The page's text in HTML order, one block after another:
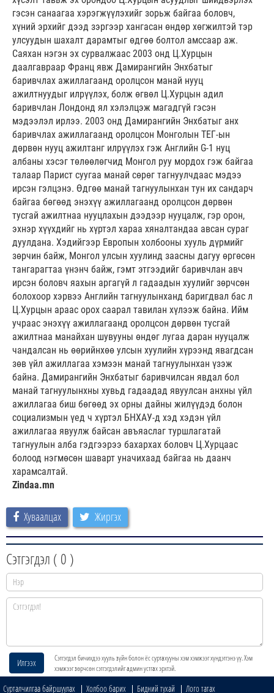
гэсэн санаагаа хэрэгжүүлэхийг зорьж байгаа боловч,
хүний эрхийг дээд зэргээр хангасан өндөр хөгжилтэй тэр
улсуудын шахалт дарамтыг өдгөө болтол амссаар аж.
Саяхан нэгэн эх сурвалжаас 2003 онд Ц.Хурцын
даалгавраар Франц явж Дамирангийн Энхбатыг
баривчлах ажиллагаанд оролцсон манай нууц
ажилтнуудыг илрүүлэх, болж өгвөл Ц.Хурцын адил
баривчлан Лондонд ял хэлэлцэж магадгүй гэсэн
мэдээлэл ирлээ. 2003 онд Дамирангийн Энхбатыг анх
баривчлах ажиллагаанд оролцсон Монголын ТЕГ-ын
дөрвөн нууц ажилтанг илрүүлэх гэж Английн G-1 нуц
албаны хэсэг төлөөлөгчид Монгол руу мордох гэж байгаа
талаар Парист суугаа манай сөрөг тагнуулчдаас мэдээ
ирсэн гэлцэнэ. Өдгөө манай тагнуулынхан тун их сандарч
байгаа бөгөөд энэхүү ажиллагаанд оролцсон дөрвөн
тусгай ажилтнаа нууцлахын дээдээр нууцалж, гэр орон,
эхнэр хүүхдийг нь хүртэл хараа хяналтандаа авсан сураг
дуулдана. Хэдийгээр Европын холбооны хууль дүрмийг
зөрчин байж, Монгол улсын хуулинд заасны дагуу өргөсөн
тангарагтаа үнэнч байж, гэмт этгээдийг баривчлан авч
ирсэн боловч яахын аргагүй л гадаадын хуулийг зөрчсөн
болохоор хэрвээ Английн тагнуулынханд баригдвал бас л
Ц.Хурцын араас орох саарал тавилан хүлээж байна. Ийм
учраас энэхүү ажиллагаанд оролцсон дөрвөн тусгай
ажилтнаа манайхан шувууны өндөг лугаа даран нууцалж
чандалсан нь өөрийнхөө улсын хуулийн хүрээнд явагдсан
зөв үйл ажиллагаа хэмээн манай тагнуулынхан үзэж
байна. Дамирангийн Энхбатыг баривчилсан явдал бол
манай тагнуулынхны хувьд гадаадад явуулсан анхны үйл
ажиллагаа биш бөгөөд эх орны дайны жилүүдэд болон
социализмын үед ч хүртэл БНХАУ-д хэд хэдэн үйл
ажиллагаа явуулж байсан авъяаслаг туршлагатай
тагнуулын алба гэдгээрээ бахархах боловч Ц.Хурцаас
болоод нэгмөсөн шаварт уначихаад байгаа нь даанч
харамсалтай.
Zindaa.mn
Хуваалцах Жиргэх
Сэтгэгдэл ( 0 )
Илгээх
Сэтгэгдэл бичихдээ хууль зүйн болон ёс суртахууны хэм хэмжээг хүндэтгэнэ үү. Хэм
хэмжээг зөрчсөн сэтгэгдэлийг админ устгах эрхтэй.
Сурталчилгаа байршуулах Холбоо барих Бидний тухай Лого татах